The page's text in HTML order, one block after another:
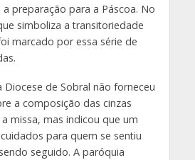
preparação para a Páscoa. No
simboliza a transitoriedade
marcado por essa série de
de Sobral não forneceu
a composição das cinzas
missa, mas indicou que um
para quem se sentiu
seguido. A paróquia